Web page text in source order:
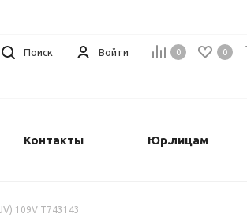
0 0
Войти
Поиск
Контакты Юр.лицам
109V T743143